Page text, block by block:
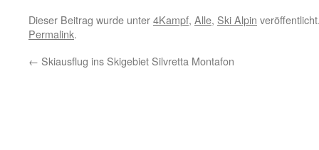
Dieser Beitrag wurde unter4Kampf, Alle, Ski Alpin
Permalink.
← Skiausflug ins Skigebiet Silvretta Montafon